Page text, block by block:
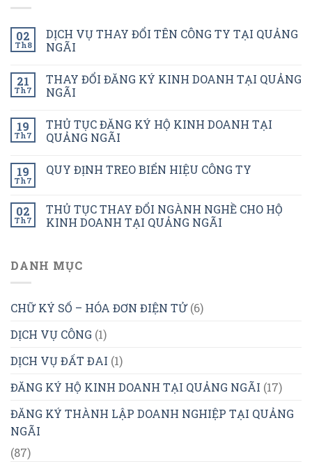
02
Th8
DỊCH VỤ THAY ĐỔI TÊN CÔNG TY TẠI QUẢNG
NGÃI
21
Th7
THAY ĐỔI ĐĂNG KÝ KINH DOANH TẠI QUẢNG
NGÃI
19
Th7
THỦ TỤC ĐĂNG KÝ HỘ KINH DOANH TẠI
QUẢNG NGÃI
19
Th7
QUY ĐỊNH TREO BIỂN HIỆU CÔNG TY
02
Th7
THỦ TỤC THAY ĐỔI NGÀNH NGHỀ CHO HỘ
KINH DOANH TẠI QUẢNG NGÃI
DANH MỤC
CHỮ KÝ SỐ – HÓA ĐƠN ĐIỆN TỬ(6)
DỊCH VỤ CÔNG (1)
DỊCH VỤ ĐẤT ĐAI (1)
ĐĂNG KÝ HỘ KINH DOANH TẠI QUẢNG NGÃI (17)
ĐĂNG KÝ THÀNH LẬP DOANH NGHIỆP TẠI QUẢNG
NGÃI
(87)